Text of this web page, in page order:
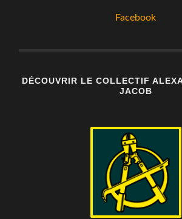
Facebook
DÉCOUVRIR LE COLLECTIF
JACOB